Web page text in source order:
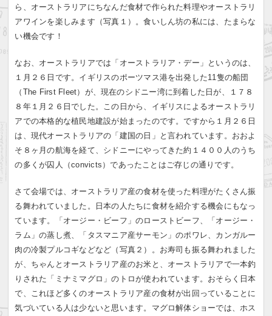
ら、オーストラリアにちなんだ食材で作られた料理やオーストラリ
アワインを楽しみます（写真１）。食いしん坊の私には、たまらな
い機会です！
なお、オーストラリアでは「オーストラリア・デー」というのは、
１月２６日です。イギリスのポーツマス港を出発した11隻の船団
（The First Fleet）が、現在のシドニー湾に到着した日が、１７８
８年１月２６日でした。この日から、イギリスによるオーストラリ
アでの本格的な植民地建設が始まったのです。ですから１月２６日
は、現代オーストラリアの「建国の日」と言われています。おおよ
そ８ヶ月の航海を経て、シドニーにやってきた約１４００人のうち
の多くが囚人（convicts）であったことはご存じの通りです。
さて会場では、オーストラリア産の食材を使った料理がたくさん振
る舞われていました。日本の人たちに食材を紹介する機会にもなっ
ています。「オージー・ビーフ」のローストビーフ、「オージー・
ラム」の蒸し煮、「タスマニア産サーモン」のポワレ、カンガルー
肉の冷製プルコギなどなど（写真２）。お寿司も振る舞われました
が、ちゃんとオーストラリア産のお米と、オーストラリアで一本釣
りされた「ミナミマグロ」のトロが使われています。おそらく日本
で、これほど多くのオーストラリア産の食材が出回っていることに
気づいている人は少ないと思います。マグロ解体ショーでは、ホス